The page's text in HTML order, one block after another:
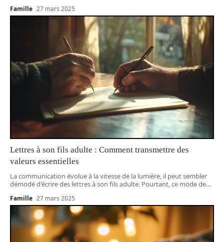
Famille 27 mars 2025
Lettres à son fils adulte : Comment transmettre des
valeurs essentielles
La communication évolue à la vitesse de la lumière, il peut sembler
démodé d'écrire des lettres à son fils adulte. Pourtant, ce mode de…
Famille 27 mars 2025